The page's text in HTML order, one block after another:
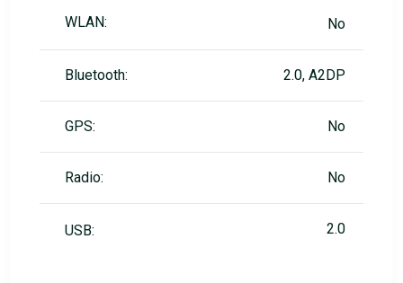
WLAN: No
Bluetooth: 2.0, A2DP
GPS: No
Radio: No
USB: 2.0